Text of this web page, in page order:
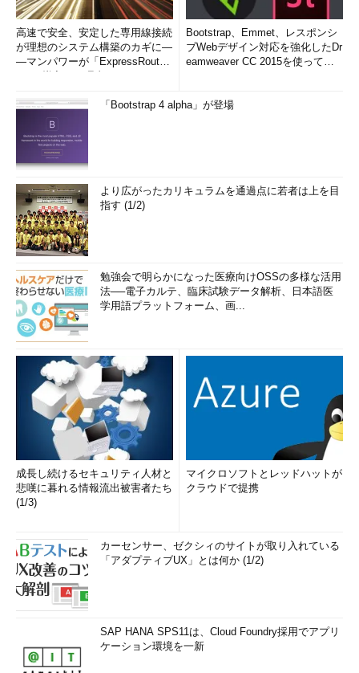
値を1ずつ減らす。0になれば、フォワードせず
に、パケットを破棄する。
ネットワークの配線やルーティング・テーブルの設定ミスなど
びにTTLを1減らすことになるので、ループの途中で必ずTTLが0
になり、パケットが破棄されることになる。これによって、IPパ
ケットがいつまでもネットワーク上に残ることを防ぐことができ
る。だがあまりにも小さ過ぎると（8とか16など）、目的のコン
ピュータに届く前にパケットが捨てられてしまい、通信ができな
くなってしまう。インターネット上でTCP/IPプロトコルを利用
するなら、やはり64とかそれ以上の初期値が必要だろう。
高速で安全、安定した専用線接続
が理想のシステム構築のカギに―
―マンパワーが「ExpressRout
Bootstrap、Emmet、レスポンシ
ブWebデザイン対応を強化したDr
eamweaver CC 2015を使って
「Bootstrap 4 alpha」が登場
より広がったカリキュラムを通過点に若者は上を目
指す (1/2)
勉強会で明らかになった医療向けOSSの多様な活用
法──電子カルテ、臨床試験データ解析、日本語医
学用語プラットフォーム、画...
成長し続けるセキュリティ人材と
悲嘆に暮れる情報流出被害者たち
(1/3)
マイクロソフトとレッドハットが
クラウドで提携
カーセンサー、ゼクシィのサイトが取り入れている
「アダプティブUX」とは何か (1/2)
SAP HANA SPS11は、Cloud Foundry採用でアプリ
ケーション環境を一新